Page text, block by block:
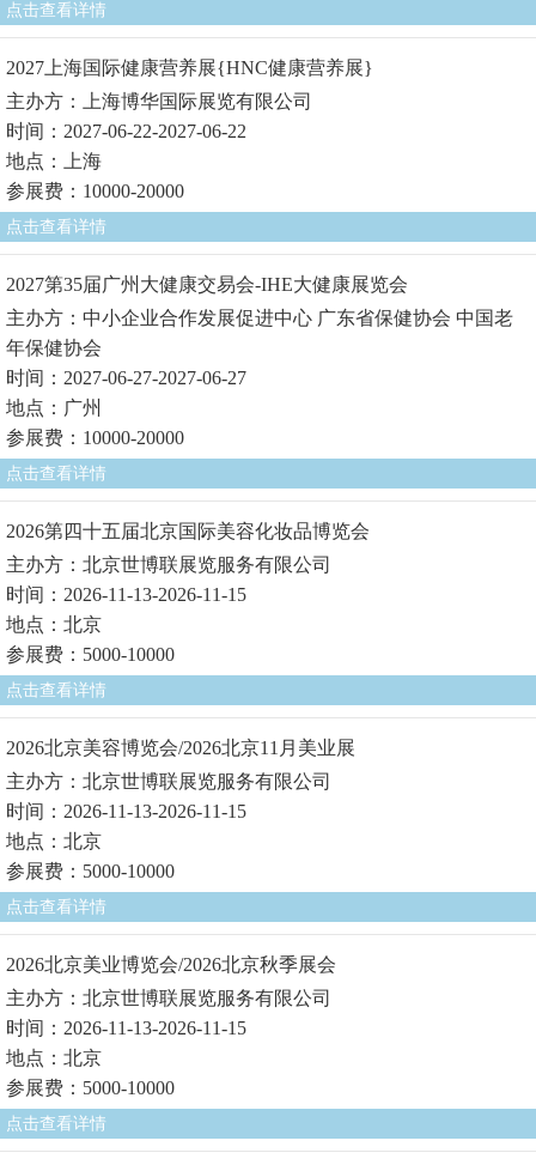
点击查看详情
2027上海国际健康营养展{HNC健康营养展}
主办方：上海博华国际展览有限公司
时间：2027-06-22-2027-06-22
地点：上海
参展费：10000-20000
点击查看详情
2027第35届广州大健康交易会-IHE大健康展览会
主办方：中小企业合作发展促进中心 广东省保健协会 中国老
年保健协会
时间：2027-06-27-2027-06-27
地点：广州
参展费：10000-20000
点击查看详情
2026第四十五届北京国际美容化妆品博览会
主办方：北京世博联展览服务有限公司
时间：2026-11-13-2026-11-15
地点：北京
参展费：5000-10000
点击查看详情
2026北京美容博览会/2026北京11月美业展
主办方：北京世博联展览服务有限公司
时间：2026-11-13-2026-11-15
地点：北京
参展费：5000-10000
点击查看详情
2026北京美业博览会/2026北京秋季展会
主办方：北京世博联展览服务有限公司
时间：2026-11-13-2026-11-15
地点：北京
参展费：5000-10000
点击查看详情